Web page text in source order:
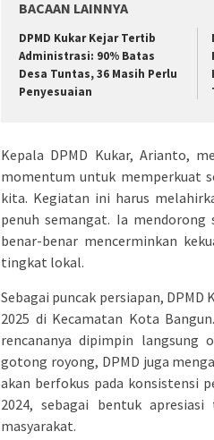
BACAAN LAINNYA
DPMD Kukar Kejar Tertib
Administrasi: 90% Batas
Desa Tuntas, 36 Masih Perlu
Penyesuaian
Kepala DPMD Kukar, Arianto,
momentum untuk memperkuat
kita. Kegiatan ini harus
penuh semangat. Ia
benar-benar mencerminkan
tingkat lokal.
Sebagai puncak persiapan, DPMD
2025 di Kecamatan Kota
rencananya dipimpin langsung
gotong royong, DPMD juga
akan berfokus pada konsistensi
2024, sebagai bentuk
masyarakat.